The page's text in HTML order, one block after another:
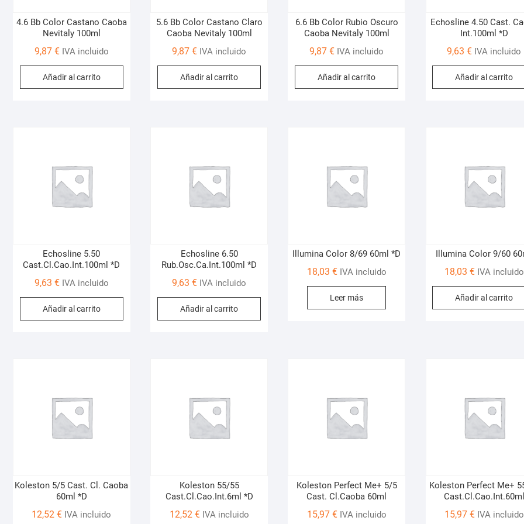
4.6 Bb Color Castano Caoba
Nevitaly 100ml
9,87 € IVA incluido
Añadir al carrito
5.6 Bb Color Castano Claro
Caoba Nevitaly 100ml
9,87€ IVA incluido
Añadir al carrito
6.6 Bb Color Rubio Oscuro
Caoba Nevitaly 100ml
9,87€ IVA incluido
Añadir al carrito
Echosline 4.50 Cast.
Int.100ml *D
9,63€ IVA incluido
Añadir al carrito
Echosline 5.50
Cast.Cl.Cao.Int.100ml *D
9,63 € IVA incluido
Añadir al carrito
Echosline 6.50
Rub.Osc.Ca.Int.100ml *D
9,63€ IVA incluido
Añadir al carrito
Illumina Color 8/69 60ml *D
18,03 € IVA incluido
Leer más
Illumina Color 9/60
18,03 € IVA incluido
Añadir al carrito
Koleston 5/5 Cast. Cl. Caoba
60ml *D
12,52€ IVA incluido
Koleston 55/55
Cast.Cl.Cao.Int.6ml *D
12,52 € IVA incluido
Koleston Perfect Me+ 5/5
Cast. Cl.Caoba 60ml
15,97 € IVA incluido
Koleston Perfect Me+
Cast.Cl.Cao.Int.60ml
15,97 € IVA incluido